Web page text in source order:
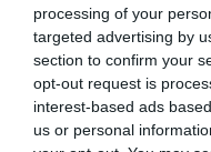
processing of your
targeted advertising by
section to confirm your
opt-out request is
interest-based ads
us or personal
Previous post
Peut-on être
Next post
Les 7 signes
personne ne